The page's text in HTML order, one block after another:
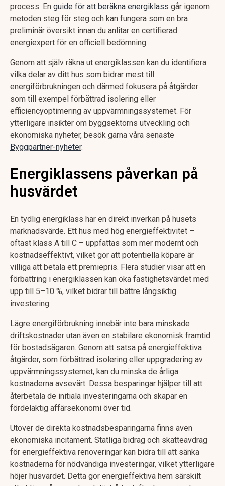
process. En guide för att beräkna energiklass går igenom
metoden steg för steg och kan fungera som en bra
preliminär översikt innan du anlitar en certifierad
energiexpert för en officiell bedömning.
Genom att själv räkna ut energiklassen kan du identifiera
vilka delar av ditt hus som bidrar mest till
energiförbrukningen och därmed fokusera på åtgärder
som till exempel förbättrad isolering eller
efficiencyoptimering av uppvärmningssystemet. För
ytterligare insikter om byggsektorns utveckling och
ekonomiska nyheter, besök gärna våra senaste
Byggpartner-nyheter.
Energiklassens påverkan på
husvärdet
En tydlig energiklass har en direkt inverkan på husets
marknadsvärde. Ett hus med hög energieffektivitet –
oftast klass A till C – uppfattas som mer modernt och
kostnadseffektivt, vilket gör att potentiella köpare är
villiga att betala ett premiepris. Flera studier visar att en
förbättring i energiklassen kan öka fastighetsvärdet med
upp till 5–10 %, vilket bidrar till bättre långsiktig
investering.
Lägre energiförbrukning innebär inte bara minskade
driftskostnader utan även en stabilare ekonomisk framtid
för bostadsägaren. Genom att satsa på energieffektiva
åtgärder, som förbättrad isolering eller uppgradering av
uppvärmningssystemet, kan du minska de årliga
kostnaderna avsevärt. Dessa besparingar hjälper till att
återbetala de initiala investeringarna och skapar en
fördelaktig affärsekonomi över tid.
Utöver de direkta kostnadsbesparingarna finns även
ekonomiska incitament. Statliga bidrag och skatteavdrag
för energieffektiva renoveringar kan bidra till att sänka
kostnaderna för nödvändiga investeringar, vilket ytterligare
höjer husvärdet. Detta gör energieffektiva hem särskilt